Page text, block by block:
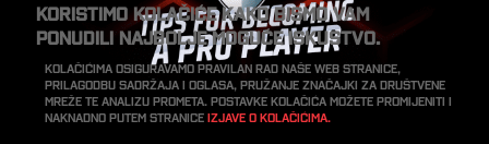
Koristimo kolačiće kako bismo vam
ponudili najbolje moguće iskustvo.
Kolačićima osiguravamo pravilan rad naše web stranice,
prilagodbu sadržaja i oglasa, pružanje značajki za društvene
mreže te analizu prometa. Postavke kolačića možete promijeniti i
naknadno putem straniceIzjave o kolačićima.